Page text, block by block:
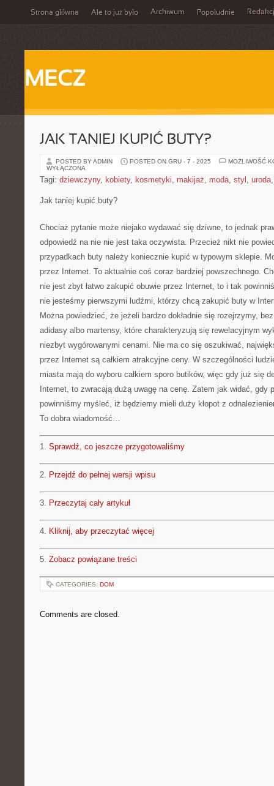
Strona główna Ale to już było Archiwum Popołudnie
MECZ
JAK TANIEJ KUPIĆ BUTY?
POSTED BY ADMIN POSTED ON GRU - 7 - 2025
MOŻLIWOŚĆ
WYŁĄCZONA
Tagi: dziewczyny, kobiety, kosmetyki, makijaż, moda, styl , uroda
Jak taniej kupić buty?
Chociaż pytanie może niejako wydawać się dziwne, to jednak
odpowiedź na nie nie jest taka oczywista. Przecież nikt nie
przypadkach buty należy koniecznie kupić w typowym sklepie.
przez Internet. To aktualnie coś coraz bardziej powszechnego.
nie jest zbyt łatwo zakupić obuwie przez Internet, to i tak
nie jesteśmy pierwszymi ludźmi, którzy chcą zakupić buty w
Można powiedzieć, że jeżeli bardzo dokładnie się rozejrzymy,
adidasy albo martensy, które charakteryzują się rewelacyjnym
niezbyt wygórowanymi cenami. Nie ma co się oszukiwać,
przez Internet są całkiem atrakcyjne ceny. W szczególności
miasta mają do wyboru całkiem sporo butików, więc gdy już się
Internet, to zwracają dużą uwagę na cenę. Zatem jak widać, gdy
powinniśmy myśleć, iż będziemy mieli duży kłopot z
To dobra wiadomość…
1. Sprawdź, co jeszcze przygotowaliśmy
2. Przejdź do pełnej wersji wpisu
3. Przeczytaj cały artykuł
4. Kliknij, aby przeczytać więcej
5. Zobacz powiązane treści
CATEGORIES: DOM
Comments are closed.